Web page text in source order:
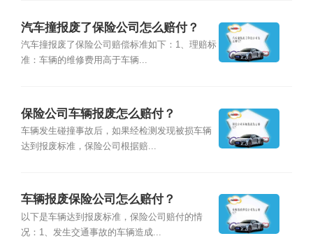
汽车撞报废了保险公司怎么赔付？
汽车撞报废了保险公司赔偿标准如下：1、理赔标
准：车辆的维修费用高于车辆...
保险公司车辆报废怎么赔付？
车辆发生碰撞事故后，如果经检测发现被损车辆
达到报废标准，保险公司根据赔...
车辆报废保险公司怎么赔付？
以下是车辆达到报废标准，保险公司赔付的情
况：1、发生交通事故的车辆造成...